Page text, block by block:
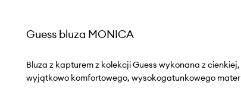
Guess bluza MONICA
Bluza z kapturem z kolekcji Guess wykonana z
wyjątkowo komfortowego, wysokogatunkowego